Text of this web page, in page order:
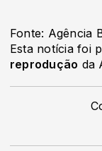
Fonte: Agência
Esta notícia foi
reprodução da